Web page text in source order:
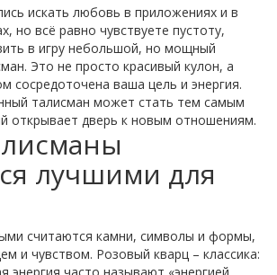
искать любовь в приложениях и в
но всё равно чувствуете пустоту,
в игру небольшой, но мощный
Это не просто красивый кулон, а
сосредоточена ваша цель и энергия.
талисман может стать тем самым
открывает дверь к новым отношениям.
лучшими для
считаются камни, символы и формы,
и чувством. Розовый кварц – классика: